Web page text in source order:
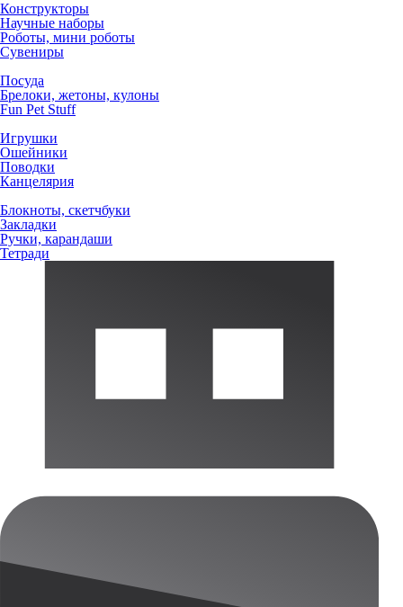
Конструкторы
Научные наборы
Роботы, мини роботы
Сувениры
Посуда
Брелоки, жетоны, кулоны
Fun Pet Stuff
Игрушки
Ошейники
Поводки
Канцелярия
Блокноты, скетчбуки
Закладки
Ручки, карандаши
Тетради